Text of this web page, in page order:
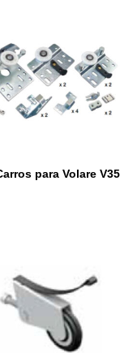
para Volare V35